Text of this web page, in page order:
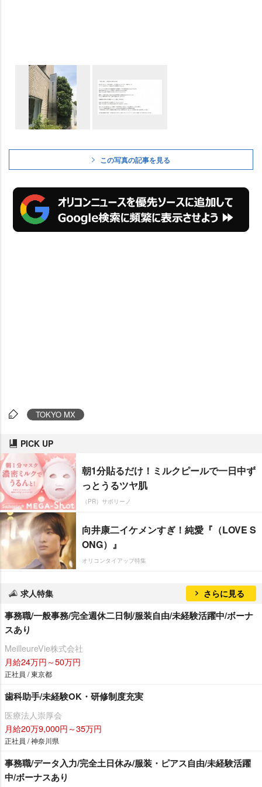
この写真の記事を見る
TOKYO MX
PICK UP
朝1分貼るだけ！ミルクピールで一日中ず
っとうるツヤ肌
（PR）サボリーノ
向井康二イケメンすぎ！純愛『（LOVE S
ONG）』
オリコンタイアップ特集
求人特集 さらに見る
事務職/一般事務/完全週休二日制/服装自由/未経験活躍中/ボーナ
スあり
MeilleureVie株式会社
月給24万円～50万円
正社員 / 東京都
歯科助手/未経験OK・研修制度充実
医療法人崇厚会
月給20万9,000円～35万円
正社員 / 神奈川県
事務職/データ入力/完全土日休み/服装・ピアス自由/未経験活躍
中/ボーナスあり